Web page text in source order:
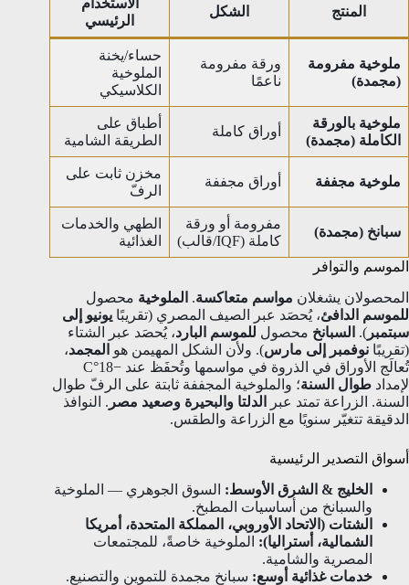
المنتج الشكل
الاستخدام
الرئيسي
ملوخية مفرومة
(مجمدة)
ورقة مفرومة
ناعمًا
حساء/يخنة
الملوخية
الكلاسيكي
ملوخية بالورقة
الكاملة (مجمدة)
أوراق كاملة
أطباق على
الطريقة الشامية
ملوخية مجففة أوراق مجففة
مخزن ثابت على
الرفّ
سبانخ (مجمدة)
مفرومة أو ورقة
كاملة (IQF/قالب)
الطهي والخدمات
الغذائية
الموسم والتوافر
المحصولان يشغلان مواسم متعاكسة. الملوخية محصول
للموسم الدافئ، يُحصَد عبر الصيف المصري (تقريبًا يونيو إلى
سبتمبر ). السبانخ محصول للموسم البارد، يُحصَد عبر الشتاء
(تقريبًا نوفمبر إلى مارس). ولأن الشكل المهيمن هو المجمد،
تُعالَج الأوراق في الذروة في مواسمها وتُحفَظ عند −18°C
لإمداد طوال السنة؛ والملوخية المجففة ثابتة على الرفّ طوال
السنة. الزراعة تمتد عبر
الدلتا والبحيرة وصعيد مصر . النوافذ
الدقيقة تتغيّر سنويًا مع الزراعة والطقس.
أسواق التصدير الرئيسية
الخليج & الشرق الأوسط: السوق الجوهري — الملوخية
والسبانخ من أساسيات المطبخ.
الشتات (الاتحاد الأوروبي، المملكة المتحدة، أمريكا
الشمالية، أستراليا): الملوخية خاصةً، للمجتمعات
المصرية والشامية.
خدمات غذائية أوسع: سبانخ مجمدة للتموين والتصنيع.